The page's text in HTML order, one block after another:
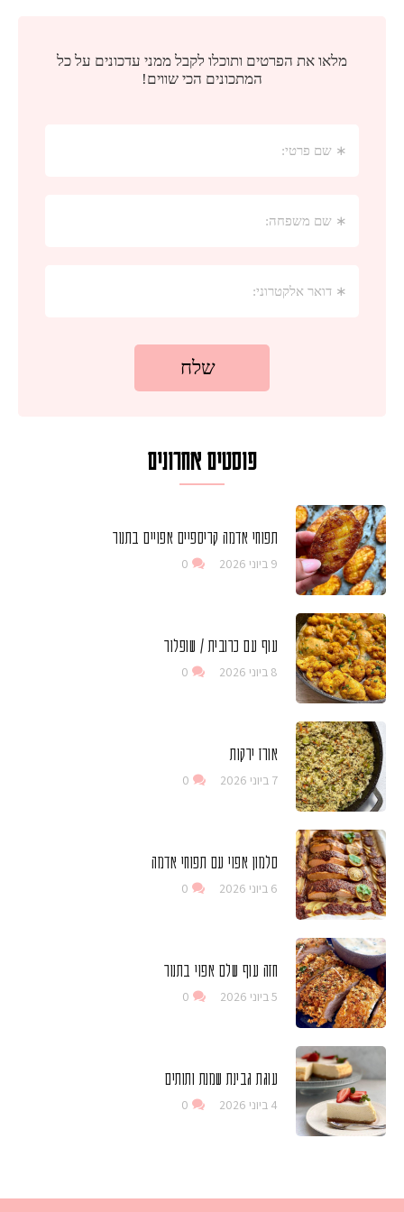
פוסטים אחרונים
תפוחי אדמה קריספיים אפויים בתנור
9 ביוני 2026 0
עוף עם כרובית / שופלור
8 ביוני 2026 0
אורז ירקות
7 ביוני 2026 0
סלמון אפוי עם תפוחי אדמה
6 ביוני 2026 0
חזה עוף שלם אפוי בתנור
5 ביוני 2026 0
עוגת גבינת שמנת ותותים
4 ביוני 2026 0